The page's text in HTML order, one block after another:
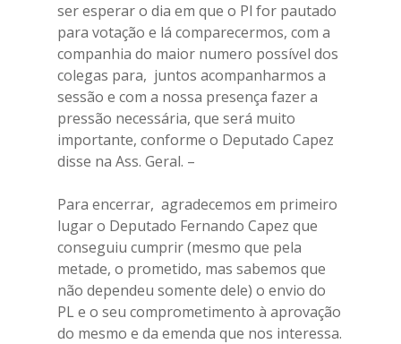
ser esperar o dia em que o Pl for pautado
para votação e lá comparecermos, com a
companhia do maior numero possível dos
colegas para, juntos acompanharmos a
sessão e com a nossa presença fazer a
pressão necessária, que será muito
importante, conforme o Deputado Capez
disse na Ass. Geral. –
Para encerrar, agradecemos em primeiro
lugar o Deputado Fernando Capez que
conseguiu cumprir (mesmo que pela
metade, o prometido, mas sabemos que
não dependeu somente dele) o envio do
PL e o seu comprometimento à aprovação
do mesmo e da emenda que nos interessa.